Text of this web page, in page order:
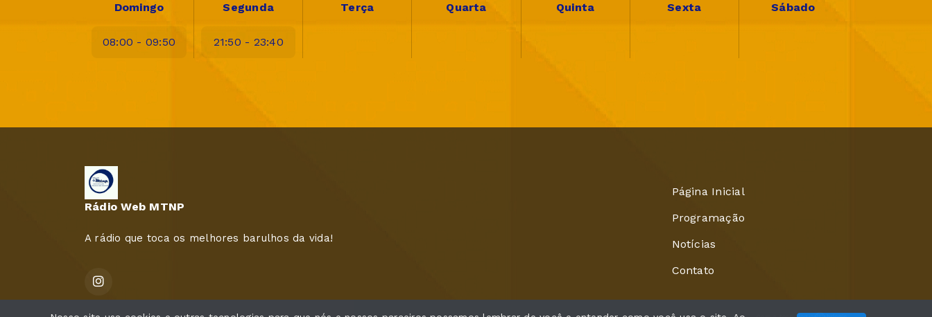
Domingo
08:00 - 09:50
Segunda
21:50 - 23:40
Terça Quarta Quinta Sexta Sábado
Rádio Web MTNP
A rádio que toca os melhores barulhos da vida!
Página Inicial
Programação
Notícias
Contato